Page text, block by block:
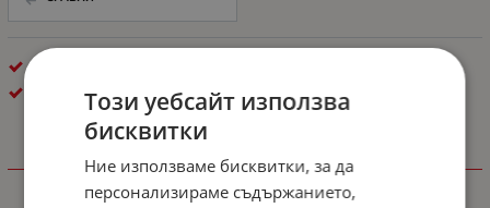
ДИСК HDD
ХАРАКТЕРИСТИКИ
Този уебсайт използва
бисквитки
Ние използваме бисквитки, за да
персонализираме съдържанието,